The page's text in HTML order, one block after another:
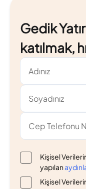
Gedik
katılmak,
Kişisel
yapılan
Kişisel